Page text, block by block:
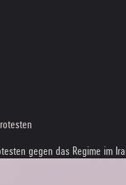
gegen das Regime im